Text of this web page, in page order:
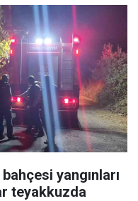
yangınları
teyakkuzda